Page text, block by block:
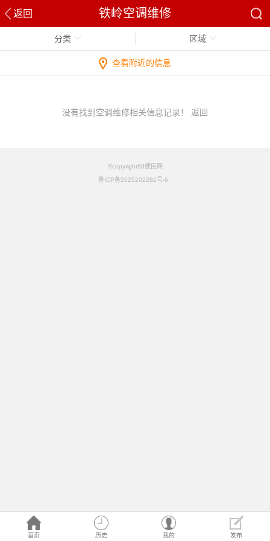
返回 铁岭空调维修
首页 历史 我的 发布
分类 区域
查看附近的信息
没有找到空调维修相关信息记录！ 返回
©copyright88便民网
鲁ICP备2025202282号-6